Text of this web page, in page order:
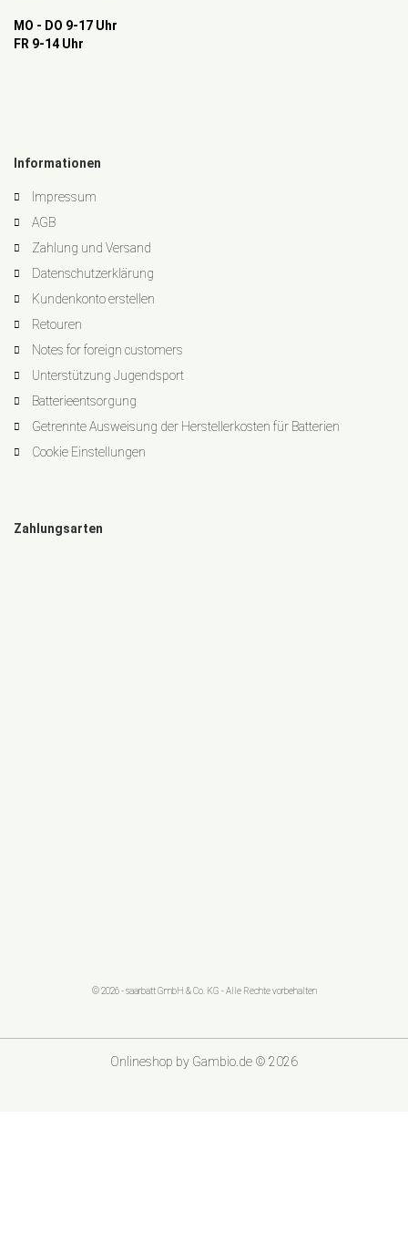
MO - DO 9-17 Uhr
FR 9-14 Uhr
Informationen
Impressum
AGB
Zahlung und Versand
Datenschutzerklärung
Kundenkonto erstellen
Retouren
Notes for foreign customers
Unterstützung Jugendsport
Batterieentsorgung
Getrennte Ausweisung der Herstellerkosten für Batterien
Cookie Einstellungen
Zahlungsarten
© 2026 - saarbatt GmbH & Co. KG - Alle Rechte vorbehalten
Onlineshop by Gambio.de © 2026